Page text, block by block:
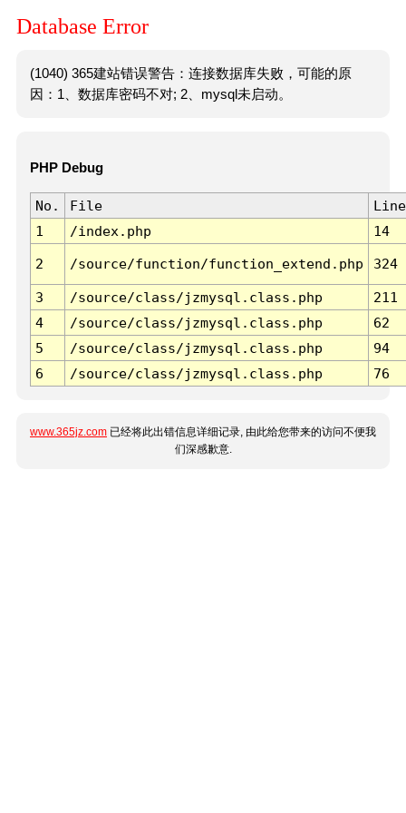
Database Error
(1040) 365建站错误警告：连接数据库失败，可能的原
因：1、数据库密码不对; 2、mysql未启动。
PHP Debug
No. File
Line
1
/index.php 14
2 /source/function/function_extend.php 324
3 /source/class/jzmysql.class.php
211
4
/source/class/jzmysql.class.php
62
5
/source/class/jzmysql.class.php
94
6
/source/class/jzmysql.class.php 76
www.365jz.com 已经将此出错信息详细记录, 由此给您带来的访问不便我
们深感歉意.